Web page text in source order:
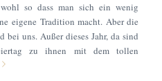
so dass man sich ein wenig
eigene Tradition macht. Aber die
uns. Außer dieses Jahr, da sind
zu ihnen mit dem tollen